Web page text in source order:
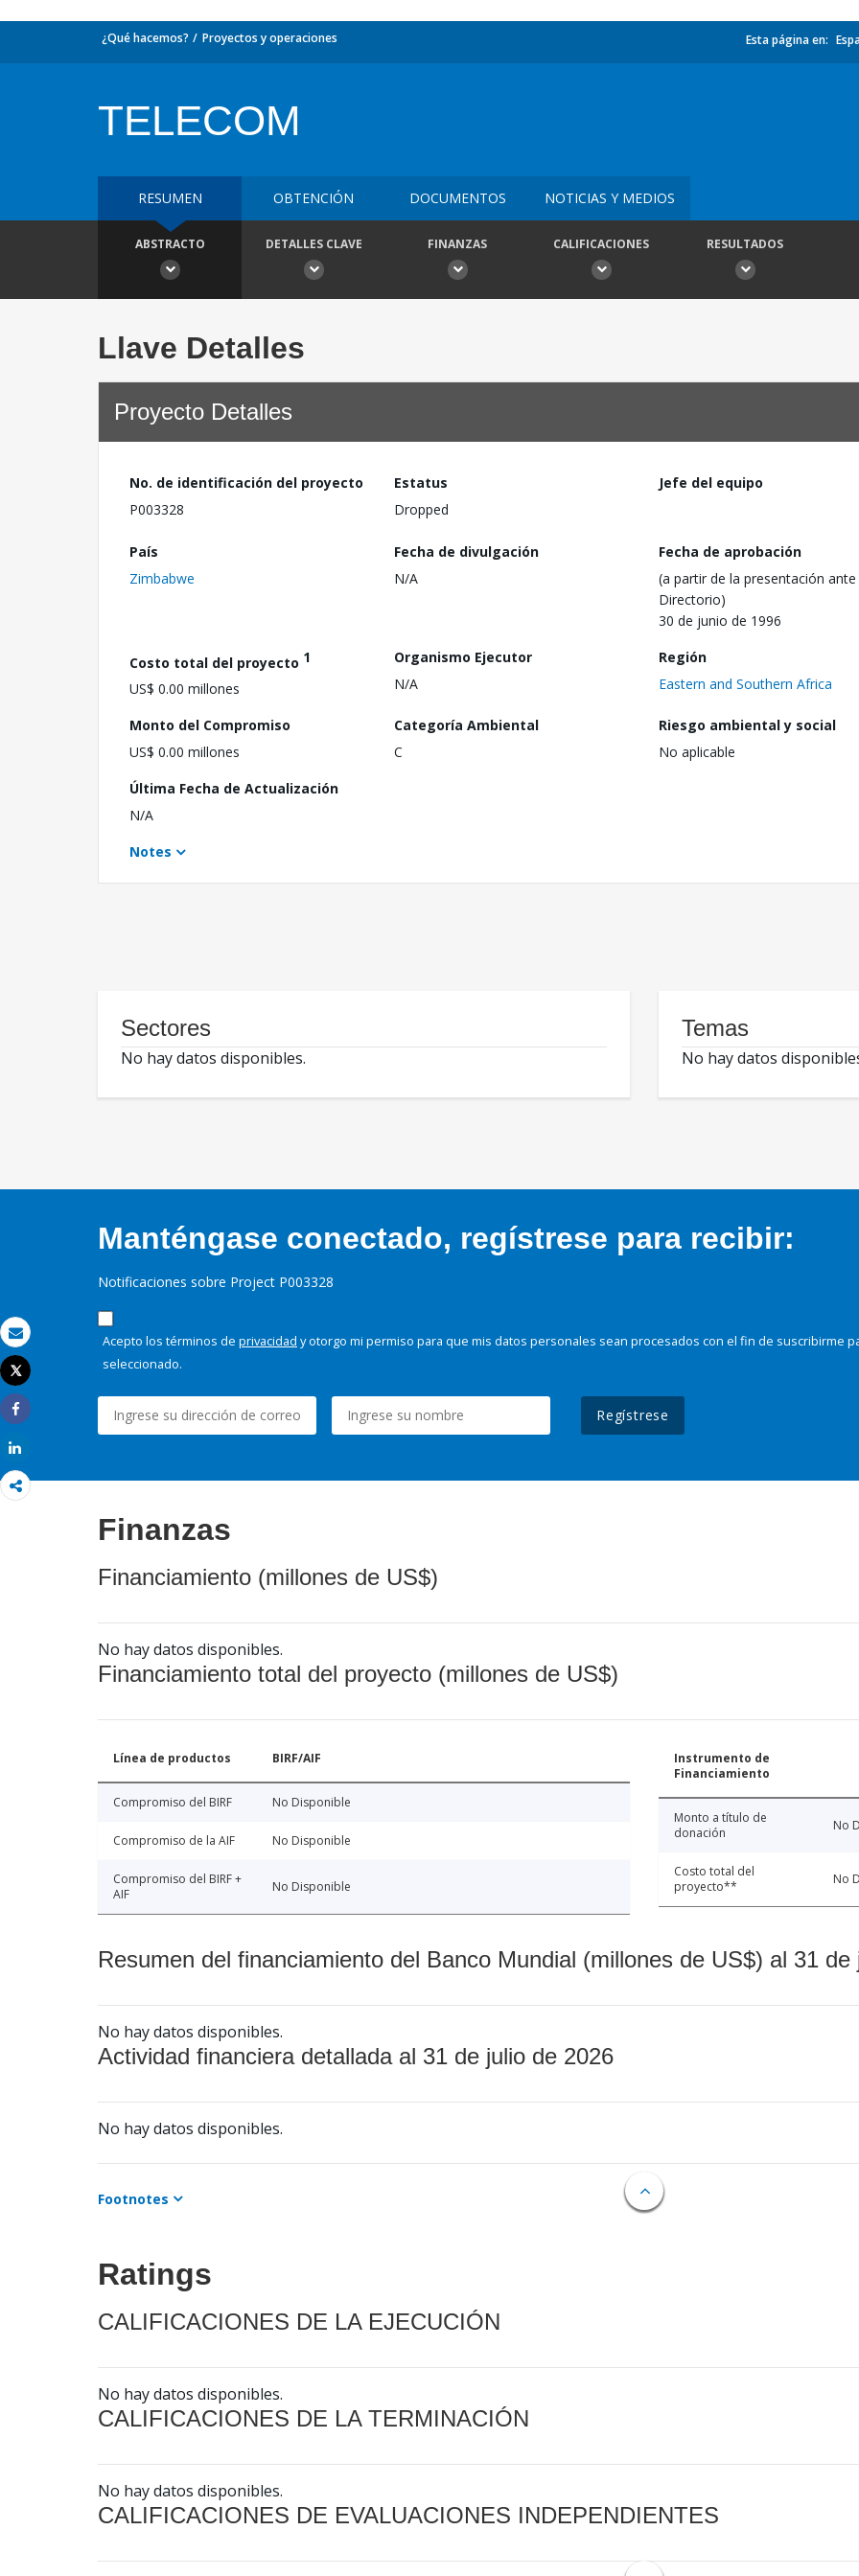
Correo electrónico
Imprimir
Tweet
Share
¿Qué hacemos? Proyectos y operaciones Esta página en:
TELECOM
RESUMEN OBTENCIÓN DOCUMENTOS NOTICIAS Y MEDIOS
ABSTRACTO DETALLES CLAVE FINANZAS CALIFICACIONES RESULTADOS
Llave Detalles
Proyecto Detalles
No. de identificación del proyecto
P003328
Estatus
Dropped
Jefe del equipo
País
Zimbabwe
Fecha de divulgación
N/A
Fecha de aprobación
(a partir de la presentación ante
Directorio)
30 de junio de 1996
Costo total del proyecto 1
US$ 0.00 millones
Organismo Ejecutor
N/A
Región
Eastern and Southern Africa
Monto del Compromiso
US$ 0.00 millones
Categoría Ambiental
C
Riesgo ambiental y social
No aplicable
Última Fecha de Actualización
N/A
Notes
Sectores
No hay datos disponibles.
Temas
No hay datos
Manténgase conectado, regístrese para recibir:
Notificaciones sobre Project P003328
Acepto los términos de privacidad y otorgo mi permiso para que mis datos personales sean procesados con el fin de suscribirme
seleccionado.
Regístrese
Finanzas
Financiamiento (millones de US$)
No hay datos disponibles.
Financiamiento total del proyecto (millones de US$)
Línea de productos BIRF/AIF
Compromiso del BIRF No Disponible
Compromiso de la AIF No Disponible
Compromiso del BIRF +
AIF
No Disponible
Instrumento de
Financiamiento
Monto a título de
donación
No
Costo total del
proyecto**
No
Resumen del financiamiento del Banco Mundial (millones de US$) al 31 de
No hay datos disponibles.
Actividad financiera detallada al 31 de julio de 2026
No hay datos disponibles.
Footnotes
Ratings
CALIFICACIONES DE LA EJECUCIÓN
No hay datos disponibles.
CALIFICACIONES DE LA TERMINACIÓN
No hay datos disponibles.
CALIFICACIONES DE EVALUACIONES INDEPENDIENTES